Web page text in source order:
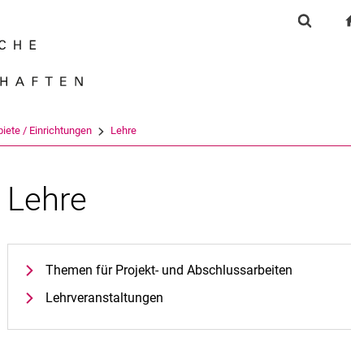
Springe direkt zu: Inhalt
Springe direkt zu: Suche
Springe direkt zu:
/ Einrichtungen Lehre
Lehre
Themen für Projekt- und Abschlussarbeiten
Lehrveranstaltungen